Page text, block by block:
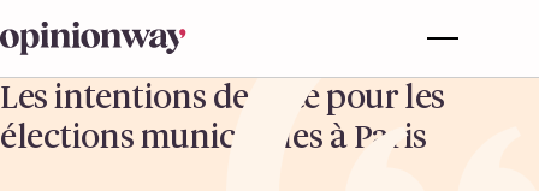
Les intentions de vote pour les
élections municipales à Paris